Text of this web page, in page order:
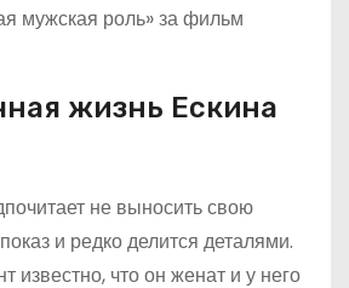
мужская роль» за фильм
жизнь Ескина
не выносить свою
и редко делится деталями.
известно, что он женат и у него